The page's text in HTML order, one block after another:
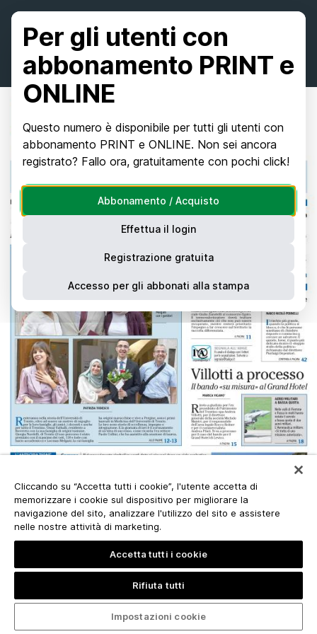
Per gli utenti con
abbonamento PRINT e
ONLINE
Questo numero è disponibile per tutti gli utenti con
abbonamento PRINT e ONLINE. Non sei ancora
registrato? Fallo ora, gratuitamente con pochi click!
Abbonamento / Acquisto
Effettua il login
Registrazione gratuita
Accesso per gli abbonati alla stampa
Cliccando su “Accetta tutti i cookie”, l'utente accetta di
memorizzare i cookie sul dispositivo per migliorare la
navigazione del sito, analizzare l'utilizzo del sito e assistere
nelle nostre attività di marketing.
Accetta tutti i cookie
Rifiuta tutti
Impostazioni cookie